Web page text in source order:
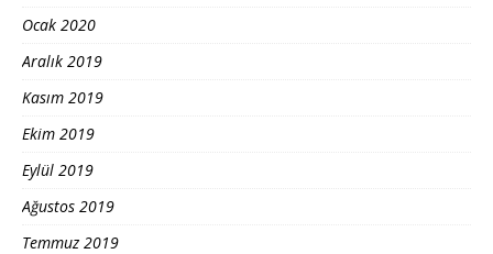
Ocak 2020
Aralık 2019
Kasım 2019
Ekim 2019
Eylül 2019
Ağustos 2019
Temmuz 2019